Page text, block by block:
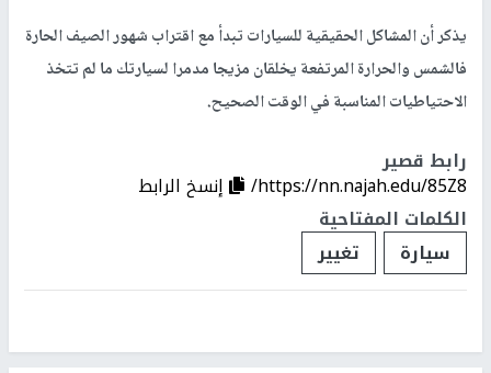
يذكر أن المشاكل الحقيقية للسيارات تبدأ مع اقتراب شهور الصيف الحارة
فالشمس والحرارة المرتفعة يخلقان مزيجا مدمرا لسيارتك ما لم تتخذ
الاحتياطيات المناسبة في الوقت الصحيح.
رابط قصير
https://nn.najah.edu/85Z8/
إنسخ الرابط
الكلمات المفتاحية
سيارة
تغيير